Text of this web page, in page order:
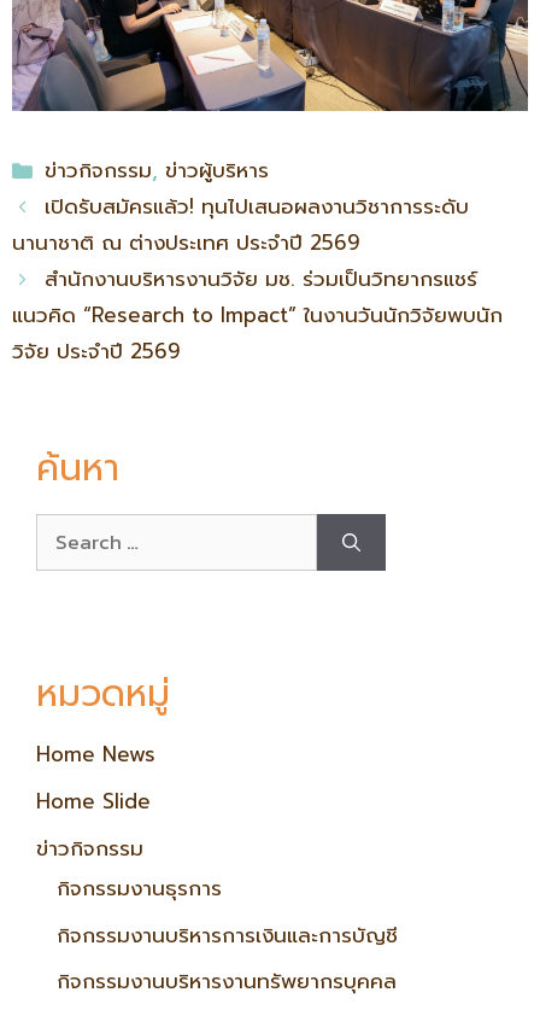
ข่าวกิจกรรม, ข่าวผู้บริหาร
เปิดรับสมัครแล้ว! ทุนไปเสนอผลงานวิชาการระดับ
นานาชาติ ณ ต่างประเทศ ประจำปี 2569
สำนักงานบริหารงานวิจัย มช. ร่วมเป็นวิทยากรแชร์
แนวคิด “Research to Impact” ในงานวันนักวิจัยพบนัก
วิจัย ประจำปี 2569
ค้นหา
หมวดหมู่
Home News
Home Slide
ข่าวกิจกรรม
กิจกรรมงานธุรการ
กิจกรรมงานบริหารการเงินและการบัญชี
กิจกรรมงานบริหารงานทรัพยากรบุคคล